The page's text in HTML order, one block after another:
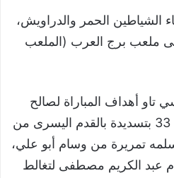
الشياطين الحمر والدراويش،
نجوم الأهلي 0-1 على ملعب برج العرب (الملعب
تاو أهداف المباراة لصالح
النادي الأهلي، عند الدقيقة 33 بتسديدة بالقدم اليسرى من
تمريرة من وسام أبو علي،
عبد الكريم مصطفى لتغالط